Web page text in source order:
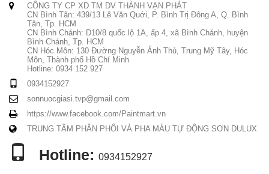
CÔNG TY CP XD TM DV THÀNH VẠN PHÁT
CN Bình Tân: 439/13 Lê Văn Quới, P. Bình Trị Đông A, Q. Bình
Tân, Tp. HCM
CN Bình Chánh: D10/8 quốc lộ 1A, ấp 4, xã Bình Chánh, huyện
Bình Chánh, Tp. HCM
CN Hóc Môn: 130 Đường Nguyễn Ảnh Thủ, Trung Mỹ Tây, Hóc
Môn, Thành phố Hồ Chí Minh
Hotline: 0934 152 927
0934152927
sonnuocgiasi.tvp@gmail.com
https://www.facebook.com/Paintmart.vn
TRUNG TÂM PHÂN PHỐI VÀ PHA MÀU TỰ ĐỘNG SƠN DULUX
Hotline: 0934152927